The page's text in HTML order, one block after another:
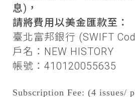
息)，
請將費用以美金匯款至：
臺北富邦銀行 (SWIFT
戶名：NEW HISTORY
帳號：410120055635
Subscription Fee: (4 issues/